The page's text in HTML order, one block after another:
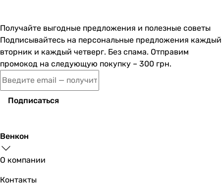
Stinex Ceramic 250/220-Towel
3 225грн
3 799грн
Получайте выгодные предложения и полезные советы
Подписывайтесь на персональные предложения каждый
вторник и каждый четверг. Без спама. Отправим
промокод на следующую покупку – 300 грн.
Подписаться
Венкон
О компании
Контакты